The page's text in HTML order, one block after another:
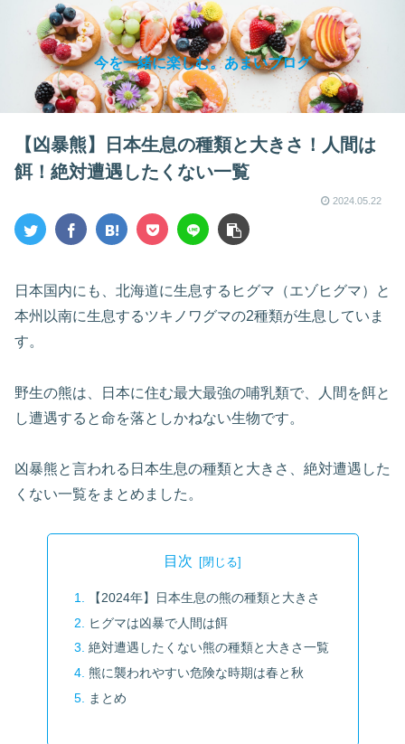
今を一緒に楽しむ。あまいブログ
【凶暴熊】日本生息の種類と大きさ！人間は
餌！絶対遭遇したくない一覧
2024.05.22
日本国内にも、北海道に生息するヒグマ（エゾヒグマ）と
本州以南に生息するツキノワグマの2種類が生息していま
す。
野生の熊は、日本に住む最大最強の哺乳類で、人間を餌と
し遭遇すると命を落としかねない生物です。
凶暴熊と言われる日本生息の種類と大きさ、絶対遭遇した
くない一覧をまとめました。
目次
【2024年】日本生息の熊の種類と大きさ
ヒグマは凶暴で人間は餌
絶対遭遇したくない熊の種類と大きさ一覧
熊に襲われやすい危険な時期は春と秋
まとめ